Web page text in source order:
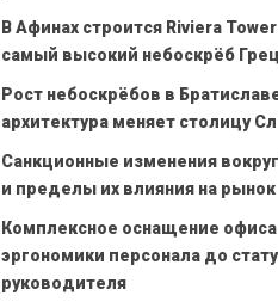
В Афинах строится Riviera
самый высокий небоскрёб
Рост небоскрёбов в
архитектура меняет столицу
Санкционные изменения
и пределы их влияния на рынок
Комплексное оснащение
эргономики персонала до
руководителя